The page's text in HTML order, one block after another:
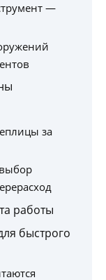
—
за
работы
быстрого